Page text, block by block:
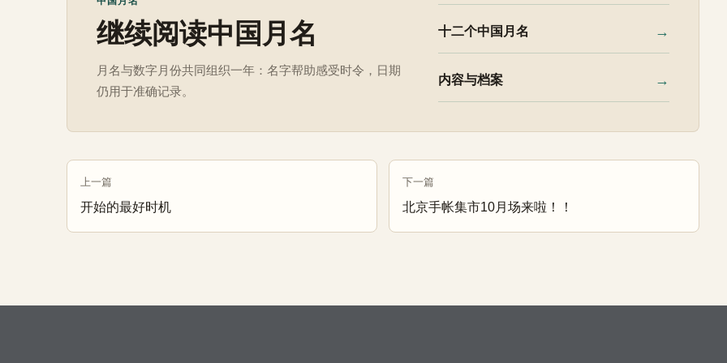
继续阅读中国月名
月名与数字月份共同组织一年：名字帮助感受时令，日期
仍用于准确记录。
十二个中国月名 →
内容与档案 →
上一篇
开始的最好时机
下一篇
北京手帐集市10月场来啦！！